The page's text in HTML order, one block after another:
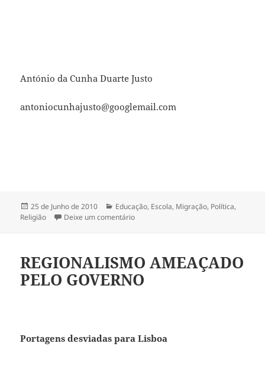
António da Cunha Duarte Justo
antoniocunhajusto@googlemail.com
Publicado
a
25 de Junho de 2010 Categorias
Educação, Escola, Migração, Política,
Religião
Deixe um comentário
REGIONALISMO AMEAÇADO
PELO GOVERNO
Portagens desviadas para Lisboa